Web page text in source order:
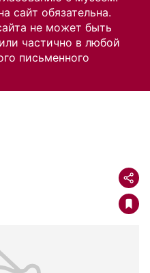
сайт обязательна.
не может быть
частично в любой
письменного